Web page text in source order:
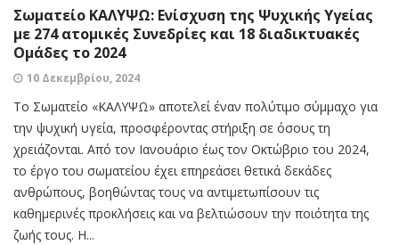
Σωματείο ΚΑΛΥΨΩ: Ενίσχυση της Ψυχικής Υγείας
με 274 ατομικές Συνεδρίες και 18 διαδικτυακές
Ομάδες το 2024
10 Δεκεμβρίου, 2024
Το Σωματείο «ΚΑΛΥΨΩ» αποτελεί έναν πολύτιμο σύμμαχο για
την ψυχική υγεία, προσφέροντας στήριξη σε όσους τη
χρειάζονται. Από τον Ιανουάριο έως τον Οκτώβριο του 2024,
το έργο του σωματείου έχει επηρεάσει θετικά δεκάδες
ανθρώπους, βοηθώντας τους να αντιμετωπίσουν τις
καθημερινές προκλήσεις και να βελτιώσουν την ποιότητα της
ζωής τους. Η...